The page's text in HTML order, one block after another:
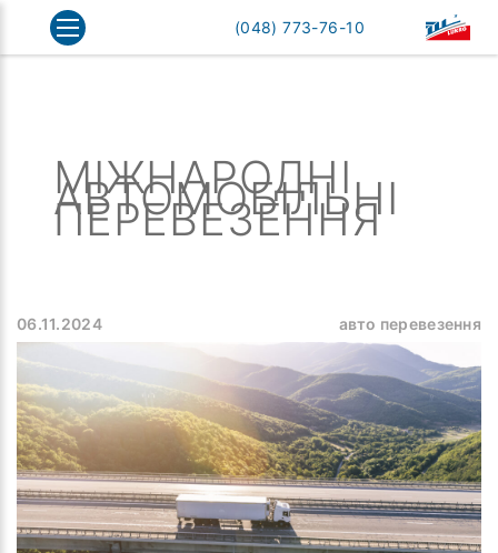
(048) 773-76-10
Головна Міжнародні автомобільні перевезення
МІЖНАРОДНІ
АВТОМОБІЛЬНІ
ПЕРЕВЕЗЕННЯ
06.11.2024 авто перевезення